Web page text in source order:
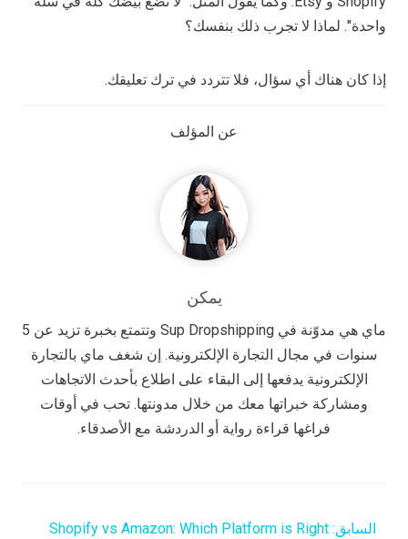
واحدة". لماذا لا تجرب ذلك بنفسك؟
إذا كان هناك أي سؤال، فلا تتردد في ترك تعليقك.
عن المؤلف
يمكن
ماي هي مدوّنة في Sup Dropshipping وتتمتع بخبرة تزيد عن 5
سنوات في مجال التجارة الإلكترونية. إن شغف ماي بالتجارة
الإلكترونية يدفعها إلى البقاء على اطلاع بأحدث الاتجاهات
ومشاركة خبراتها معك من خلال مدونتها. تحب في أوقات
فراغها قراءة رواية أو الدردشة مع الأصدقاء.
السابق: Shopify vs Amazon: Which Platform is Right